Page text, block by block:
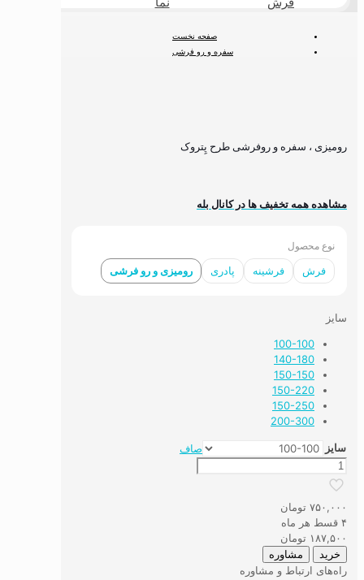
صفحه نخست
سفره و رو فرشی
رومیزی ، سفره و روفرشی طرح پِتروک
مشاهده همه تخفیف ها در کانال بله
نوع محصول
فرش فرشینه پادری رومیزی و رو فرشی
سایز
100-100
140-180
150-150
150-220
150-250
200-300
سایز
صاف
رومیزی
سفره
و
روفرشی
طرح
پِتروک
عدد
۷۵۰,۰۰۰ تومان
۴ قسط هر ماه
۱۸۷,۵۰۰ تومان
خرید مشاوره
راه‌های ارتباط و مشاوره